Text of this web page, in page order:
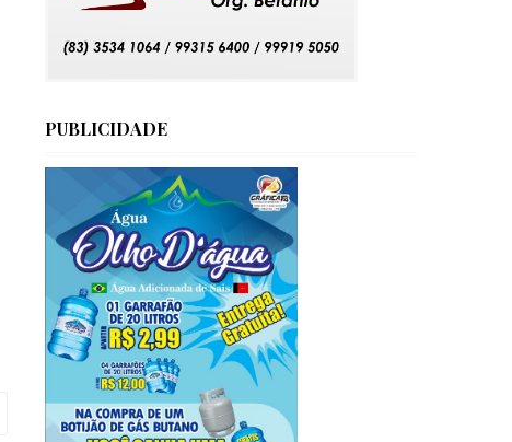
PUBLICIDADE